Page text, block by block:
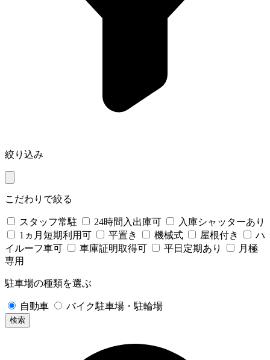
絞り込み
こだわりで絞る
スタッフ常駐 24時間入出庫可
入庫シャッターあり
1ヵ月短期利用可
平置き 機械式 屋根付き
ハ
イルーフ車可
車庫証明取得可 平日定期あり
月極
専用
駐車場の種類を選ぶ
自動車 バイク駐車場・駐輪場
検索